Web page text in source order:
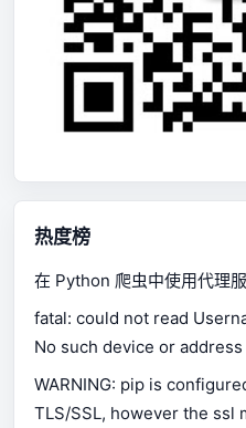
热度榜
在 Python 爬虫中使用
fatal: could not read
No such device or address
WARNING: pip is
TLS/SSL, however the ssl